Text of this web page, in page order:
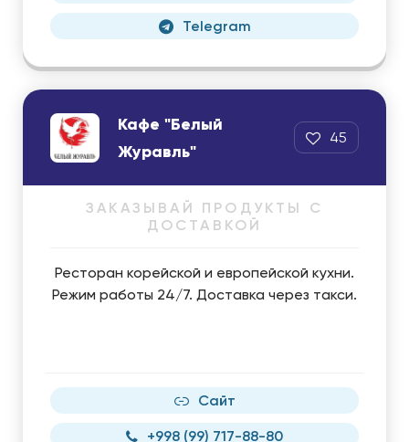
Telegram
Кафе "Белый
Журавль"
45
ЗАКАЗЫВАЙ ПРОДУКТЫ С
ДОСТАВКОЙ
Ресторан корейской и европейской кухни.
Режим работы 24/7. Доставка через такси.
Сайт
+998 (99) 717-88-80